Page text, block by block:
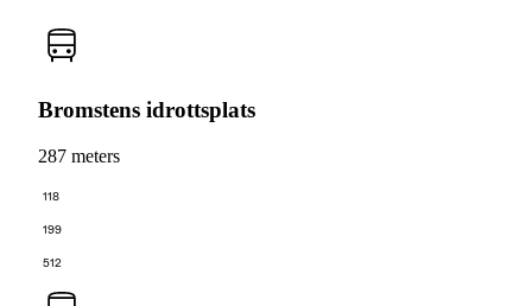
Bromstens idrottsplats
287 meters
118
199
512